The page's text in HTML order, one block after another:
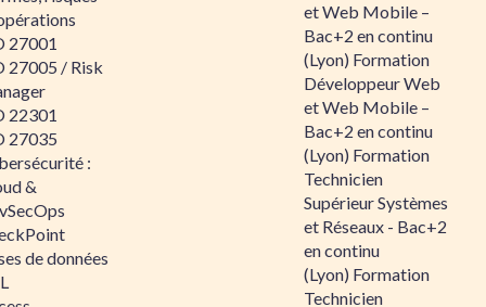
27001
27005 / Risk
22301
27035
:
&
de données
et Web Mobile –
Bac+2 en continu
(Lyon) Formation
Développeur Web
et Web Mobile –
Bac+2 en continu
(Lyon) Formation
Technicien
Supérieur Systèmes
et Réseaux - Bac+2
en continu
(Lyon) Formation
Technicien